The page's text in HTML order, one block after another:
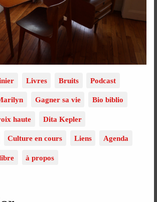
Livres Bruits Podcast
Gagner sa vie Bio biblio
haute Dita Kepler
Culture en cours Liens Agenda
à propos